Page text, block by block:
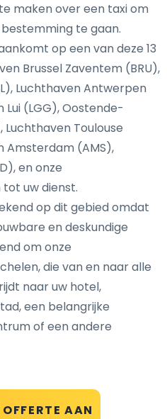
AAN
maken over een taxi om
te gaan.
op een van deze 13
Brussel Zaventem (BRU),
Luchthaven Antwerpen
Lui (LGG), Oostende-
Luchthaven Toulouse
Amsterdam (AMS),
en onze
uw dienst.
op dit gebied omdat
en deskundige
om onze
die van en naar alle
naar uw hotel,
een belangrijke
of een andere